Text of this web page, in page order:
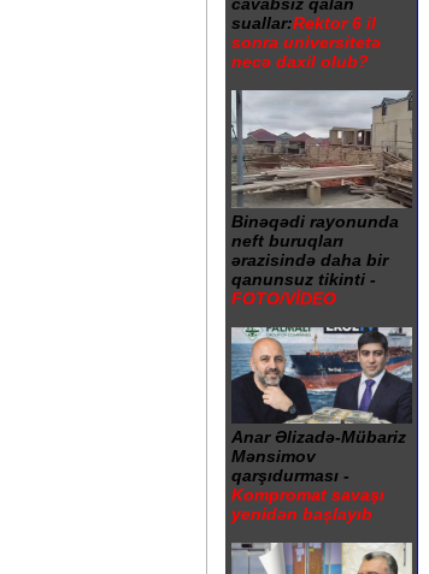
suallar:Rektor 6 il
sonra universitetə
necə daxil olub?
Binəqədi rayonunda
neft buruqları
ərazisində daha bir
qanunsuz tikinti -
FOTO/VİDEO
Anar Əlizadə-Mübariz
Mənsimov
qarşıdurması -
Kompromat savaşı
yenidən başlayıb